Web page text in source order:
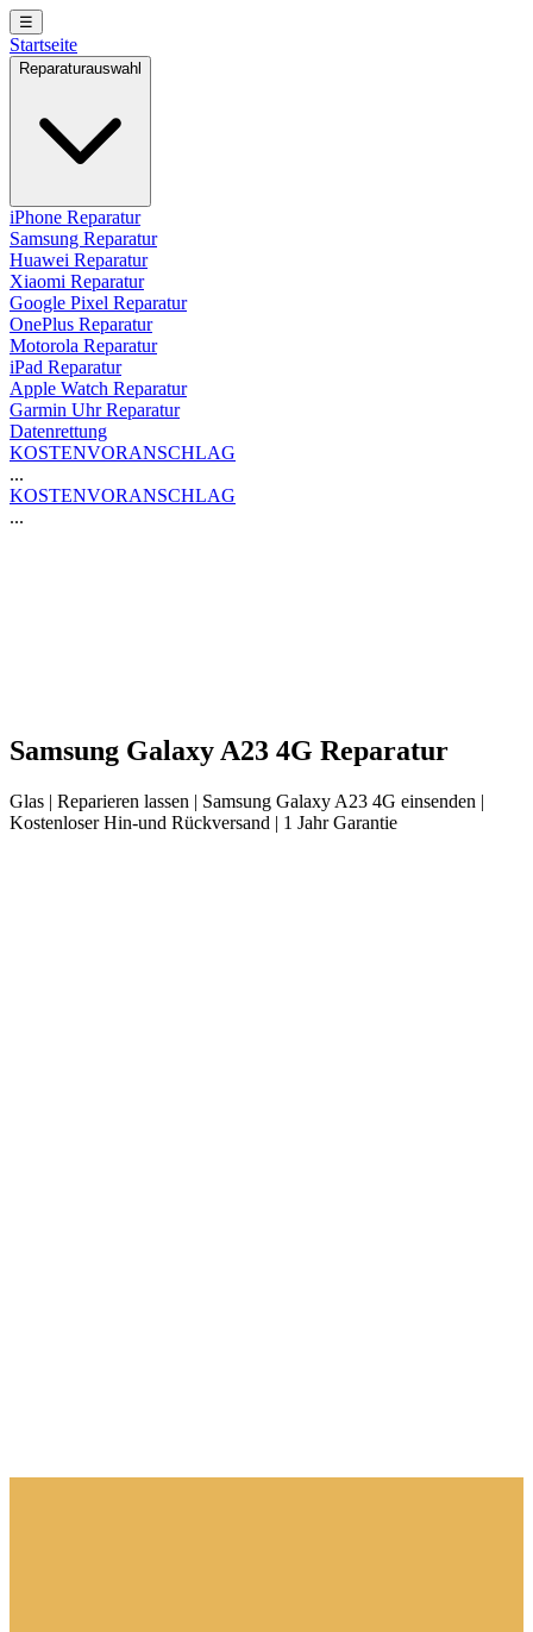
☰
Startseite
Reparaturauswahl
iPhone Reparatur
Samsung Reparatur
Huawei Reparatur
Xiaomi Reparatur
Google Pixel Reparatur
OnePlus Reparatur
Motorola Reparatur
iPad Reparatur
Apple Watch Reparatur
Garmin Uhr Reparatur
Datenrettung
KOSTENVORANSCHLAG
...
KOSTENVORANSCHLAG
...
Samsung Galaxy A23 4G Reparatur
Glas | Reparieren lassen | Samsung Galaxy A23 4G einsenden |
Kostenloser Hin-und Rückversand | 1 Jahr Garantie